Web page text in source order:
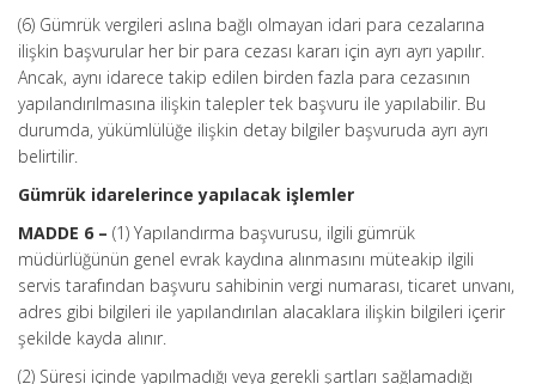
(6) Gümrük vergileri aslına bağlı olmayan idari para cezalarına
ilişkin başvurular her bir para cezası kararı için ayrı ayrı yapılır.
Ancak, aynı idarece takip edilen birden fazla para cezasının
yapılandırılmasına ilişkin talepler tek başvuru ile yapılabilir. Bu
durumda, yükümlülüğe ilişkin detay bilgiler başvuruda ayrı ayrı
belirtilir.
Gümrük idarelerince yapılacak işlemler
MADDE 6 – (1) Yapılandırma başvurusu, ilgili gümrük
müdürlüğünün genel evrak kaydına alınmasını müteakip ilgili
servis tarafından başvuru sahibinin vergi numarası, ticaret unvanı,
adres gibi bilgileri ile yapılandırılan alacaklara ilişkin bilgileri içerir
şekilde kayda alınır.
(2) Süresi içinde yapılmadığı veya gerekli şartları sağlamadığı